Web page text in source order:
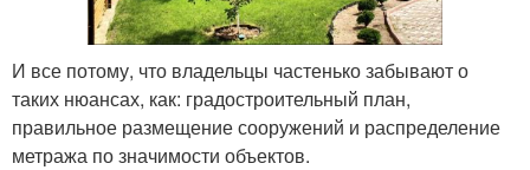
И все потому, что владельцы частенько забывают о
таких нюансах, как: градостроительный план,
правильное размещение сооружений и распределение
метража по значимости объектов.